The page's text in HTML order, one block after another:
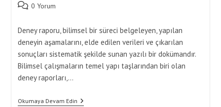
Post 0 Yorum
Deney raporu, bilimsel bir süreci belgeleyen, yapılan
deneyin aşamalarını, elde edilen verileri ve çıkarılan
sonuçları sistematik şekilde sunan yazılı bir dokümandır.
Bilimsel çalışmaların temel yapı taşlarından biri olan
deney raporları,…
Okumaya Devam EdinDeney